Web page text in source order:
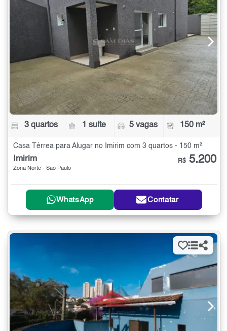
3 quartos 1 suíte 5 vagas 150 m²
Casa Térrea para Alugar no Imirim com 3 quartos - 150 m²
Imirim
Zona Norte - São Paulo
R$ 5.200
WhatsApp Contatar